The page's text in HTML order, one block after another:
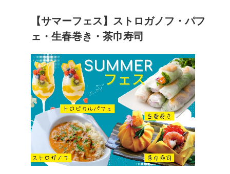
【サマーフェス】ストロガノフ・パフ
ェ・生春巻き・茶巾寿司